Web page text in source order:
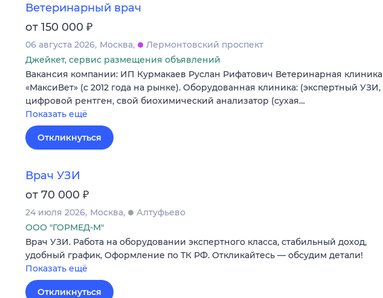
Ветеринарный врач
от 150 000 ₽
06 августа 2026 Москва
Лермонтовский проспект
Джейкет, сервис размещения объявлений
Вакансия компании: ИП Курмакаев Руслан Рифатович Ветеринарная клиника
«МаксиВет» (с 2012 года на рынке). Оборудованная клиника: (экспертный УЗИ,
цифровой рентген, свой биохимический анализатор (сухая…
Показать ещё
Откликнуться
Врач УЗИ
от 70 000 ₽
24 июля 2026 Москва
Алтуфьево
ООО "ГОРМЕД-М"
Врач УЗИ. Работа на оборудовании экспертного класса, стабильный доход,
удобный график, Оформление по ТК РФ. Откликайтесь — обсудим детали!
Показать ещё
Откликнуться